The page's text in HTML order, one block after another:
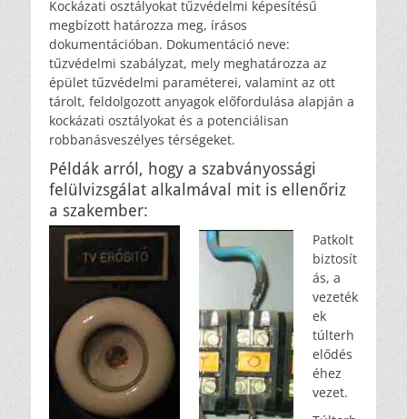
Kockázati osztályokat tűzvédelmi képesítésű
megbízott határozza meg, írásos
dokumentációban. Dokumentáció neve:
tűzvédelmi szabályzat, mely meghatározza az
épület tűzvédelmi paraméterei, valamint az ott
tárolt, feldolgozott anyagok előfordulása alapján a
kockázati osztályokat és a potenciálisan
robbanásveszélyes térségeket.
Példák arról, hogy a szabványossági
felülvizsgálat alkalmával mit is ellenőriz
a szakember:
Patkolt
biztosít
ás, a
vezeték
ek
túlterh
elődés
éhez
vezet.